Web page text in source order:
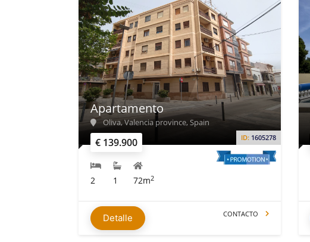
€ 139.900 ID: 1605278
Apartamento
Oliva, Valencia province, Spain
2 1 72m2
Detalle CONTACTO